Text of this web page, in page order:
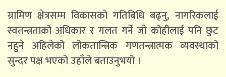
ग्रामिण क्षेत्रसम्म विकासको गतिबिधि बढ्नु, नागरिकलाई
स्वतन्त्रताको अधिकार र गलत गर्ने जो कोहीलाई पनि छुट
नहुने अहिलेको लोकतान्त्रिक गणतन्त्रात्मक व्यवस्थाको
सुन्दर पक्ष भएको उहाँले बताउनुभयो ।